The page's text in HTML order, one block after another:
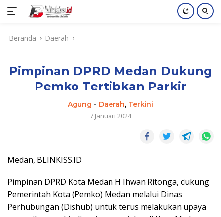
Beranda Daerah
Pimpinan DPRD Medan Dukung
Pemko Tertibkan Parkir
Agung - Daerah, Terkini
7 Januari 2024
Medan, BLINKISS.ID
Pimpinan DPRD Kota Medan H Ihwan Ritonga, dukung
Pemerintah Kota (Pemko) Medan melalui Dinas
Perhubungan (Dishub) untuk terus melakukan upaya